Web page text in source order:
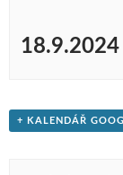
18.9.2024
+ KALENDÁŘ